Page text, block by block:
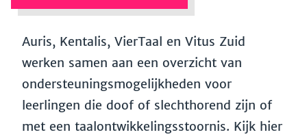
Auris, Kentalis, VierTaal en Vitus Zuid
werken samen aan een overzicht van
ondersteuningsmogelijkheden voor
leerlingen die doof of slechthorend zijn of
met een taalontwikkelingsstoornis. Kijk hier